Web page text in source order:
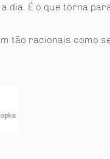
dia. É o que torna
tão racionais como